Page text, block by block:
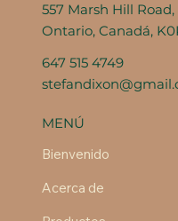
557 Marsh Hill
Ontario, Canadá,
647 515 4749
MENÚ
Bienvenido
Acerca de